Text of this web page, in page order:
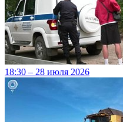
18:30 – 28 июля 2026